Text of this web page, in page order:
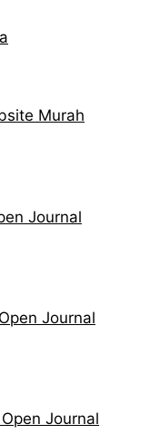
Murah
Journal
Journal
Journal